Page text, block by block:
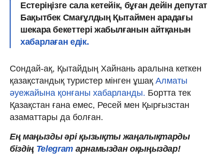
Естеріңізге сала кетейік, бұған дейін депутат
Бақытбек Смағұлдың Қытаймен арадағы
шекара бекеттері жабылғанын айтқанын
хабарлаған едік.
Сондай-ақ, Қытайдың Хайнань аралына кеткен
қазақстандық туристер мінген ұшақ Алматы
әуежайына қонғаны хабарланды. Бортта тек
Қазақстан ғана емес, Ресей мен Қырғызстан
азаматтары да болған.
Ең маңызды әрі қызықты жаңалықтарды
біздің Telegram арнамыздан оқыңыздар!